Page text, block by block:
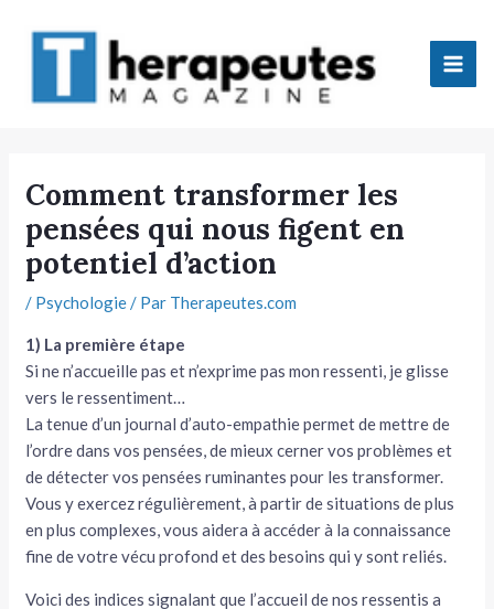
Comment transformer les
pensées qui nous figent en
potentiel d’action
/ Psychologie/ Par Therapeutes.com
1) La première étape
Si ne n’accueille pas et n’exprime pas mon ressenti, je glisse
vers le ressentiment…
La tenue d’un journal d’auto-empathie permet de mettre de
l’ordre dans vos pensées, de mieux cerner vos problèmes et
de détecter vos pensées ruminantes pour les transformer.
Vous y exercez régulièrement, à partir de situations de plus
en plus complexes, vous aidera à accéder à la connaissance
fine de votre vécu profond et des besoins qui y sont reliés.
Voici des indices signalant que l’accueil de nos ressentis a